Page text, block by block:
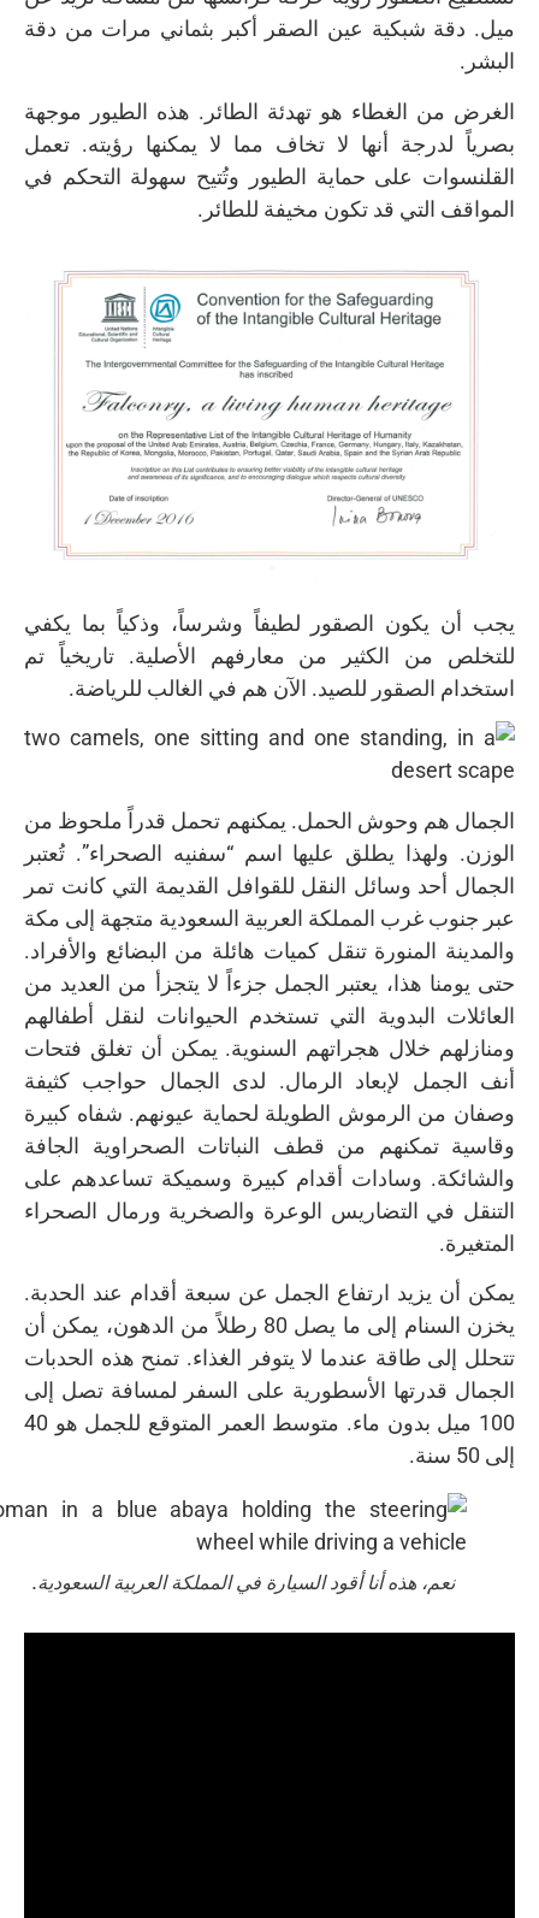
ميل. دقة شبكية عين الصقر أكبر بثماني مرات من دقة
البشر.
الغرض من الغطاء هو تهدئة الطائر. هذه الطيور موجهة
بصرياً لدرجة أنها لا تخاف مما لا يمكنها رؤيته. تعمل
القلنسوات على حماية الطيور وتُتيح سهولة التحكم في
المواقف التي قد تكون مخيفة للطائر.
يجب أن يكون الصقور لطيفاً وشرساً، وذكياً بما يكفي
للتخلص من الكثير من معارفهم الأصلية. تاريخياً تم
استخدام الصقور للصيد. الآن هم في الغالب للرياضة.
الجمال هم وحوش الحمل. يمكنهم تحمل قدراً ملحوظ من
الوزن. ولهذا يطلق عليها اسم “سفنيه الصحراء”. تُعتبر
الجمال أحد وسائل النقل للقوافل القديمة التي كانت تمر
عبر جنوب غرب المملكة العربية السعودية متجهة إلى مكة
والمدينة المنورة تنقل كميات هائلة من البضائع والأفراد.
حتى يومنا هذا، يعتبر الجمل جزءاً لا يتجزأ من العديد من
العائلات البدوية التي تستخدم الحيوانات لنقل أطفالهم
ومنازلهم خلال هجراتهم السنوية. يمكن أن تغلق فتحات
أنف الجمل لإبعاد الرمال. لدى الجمال حواجب كثيفة
وصفان من الرموش الطويلة لحماية عيونهم. شفاه كبيرة
وقاسية تمكنهم من قطف النباتات الصحراوية الجافة
والشائكة. وسادات أقدام كبيرة وسميكة تساعدهم على
التنقل في التضاريس الوعرة والصخرية ورمال الصحراء
المتغيرة.
يمكن أن يزيد ارتفاع الجمل عن سبعة أقدام عند الحدبة.
يخزن السنام إلى ما يصل 80 رطلاً من الدهون، يمكن أن
تتحلل إلى طاقة عندما لا يتوفر الغذاء. تمنح هذه الحدبات
الجمال قدرتها الأسطورية على السفر لمسافة تصل إلى
100 ميل بدون ماء. متوسط العمر المتوقع للجمل هو 40
إلى 50 سنة.
نعم، هذه أنا أقود السيارة في المملكة العربية السعودية.